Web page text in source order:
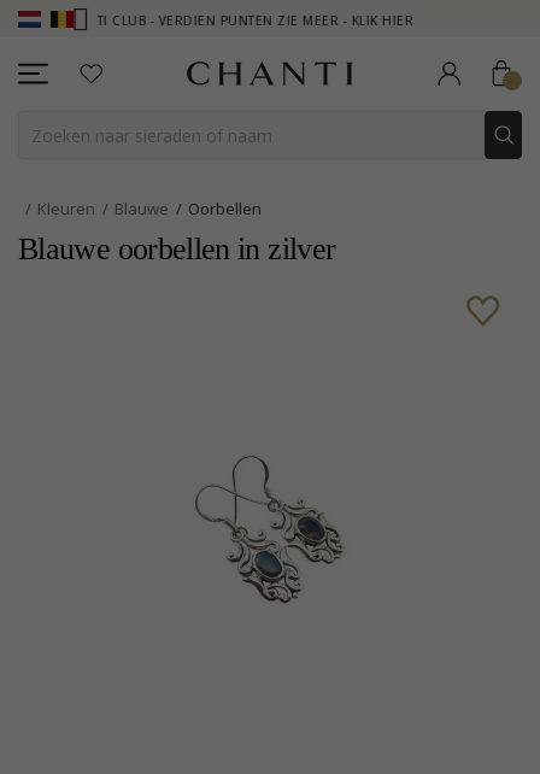
CHANTI CLUB - VERDIEN PUNTEN ZIE MEER - KLIK HIER
Kleuren Blauwe Oorbellen
Blauwe oorbellen in zilver